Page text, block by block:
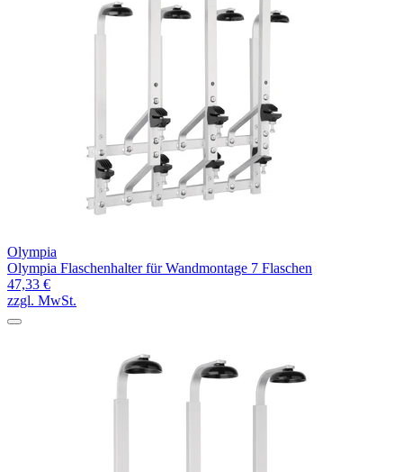
Olympia
Olympia Flaschenhalter für Wandmontage 7 Flaschen
47,33 €
zzgl. MwSt.